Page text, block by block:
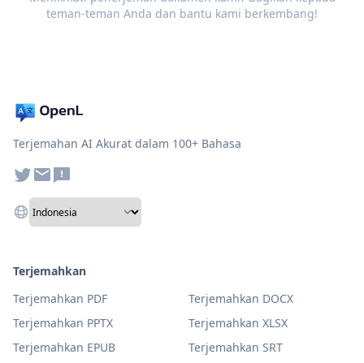
teman-teman Anda dan bantu kami berkembang!
Terjemahan AI Akurat dalam 100+ Bahasa
Terjemahkan
Terjemahkan PDF
Terjemahkan DOCX
Terjemahkan PPTX
Terjemahkan XLSX
Terjemahkan EPUB
Terjemahkan SRT